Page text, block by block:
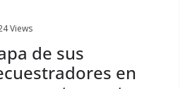
Views
de sus
en